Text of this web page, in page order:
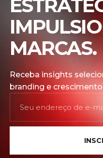
MARCAS.
Receba insights
branding e